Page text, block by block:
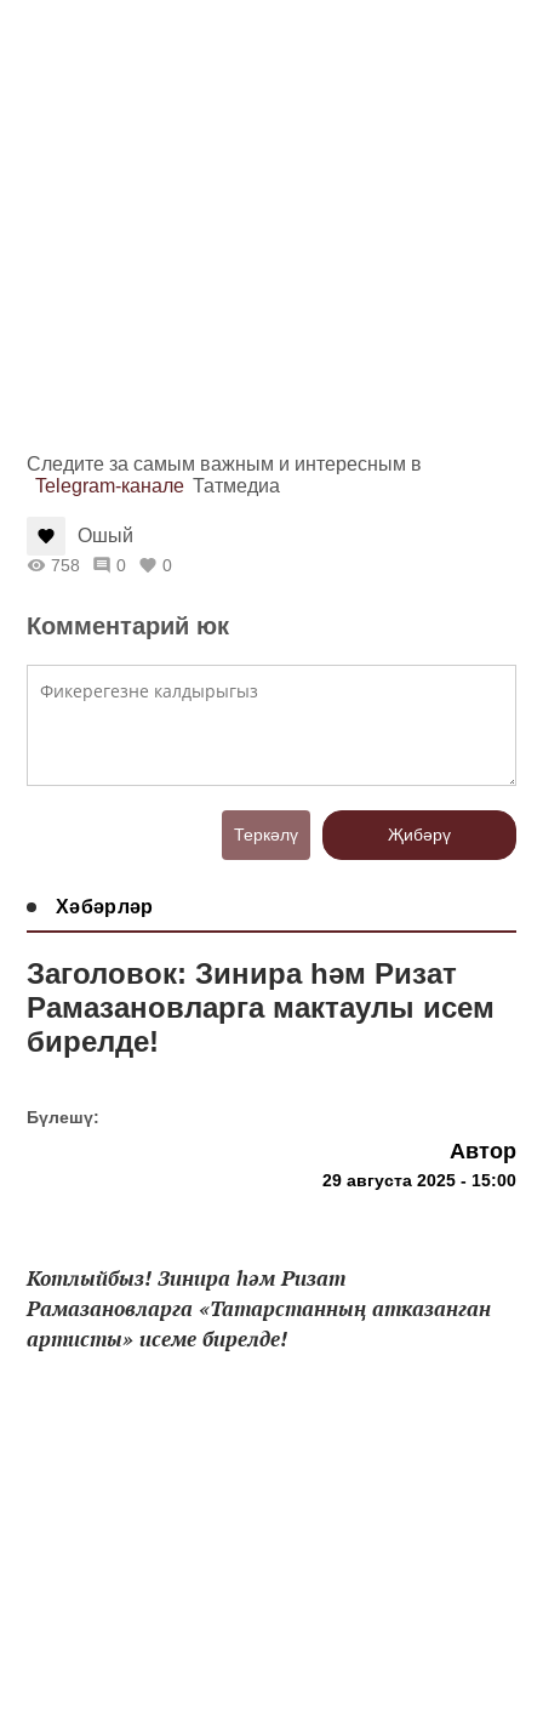
Следите за самым важным и интересным в
Telegram-канале Татмедиа
Ошый
758 0 0
Комментарий юк
Теркәлү Җибәрү
Хәбәрләр
Заголовок: Зинира һәм Ризат
Рамазановларга мактаулы исем
бирелде!
Бүлешү:
Автор
29 августа 2025 - 15:00
Котлыйбыз! Зинира һәм Ризат
Рамазановларга «Татарстанның атказанган
артисты» исеме бирелде!